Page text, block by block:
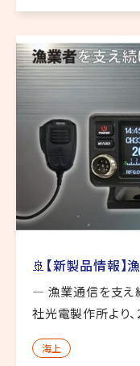
構成 […]
🚢【新製品情報】
― 漁業通信を支え
社光電製作所より
36」 が新登場しま
きたKODENの通信
海上